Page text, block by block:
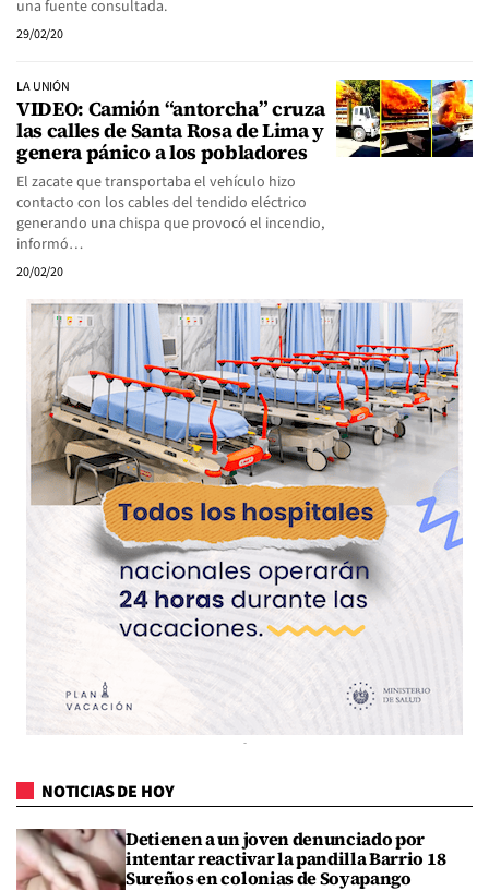
una fuente consultada.
29/02/20
LA UNIÓN
VIDEO: Camión “antorcha” cruza
las calles de Santa Rosa de Lima y
genera pánico a los pobladores
El zacate que transportaba el vehículo hizo
contacto con los cables del tendido eléctrico
generando una chispa que provocó el incendio,
informó…
20/02/20
NOTICIAS DE HOY
Detienen a un joven denunciado por
intentar reactivar la pandilla Barrio 18
Sureños en colonias de Soyapango